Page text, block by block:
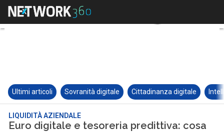
Ultimi articoli Sovranità digitale Cittadinanza digitale
LIQUIDITÀ AZIENDALE
Euro digitale e tesoreria predittiva: cosa